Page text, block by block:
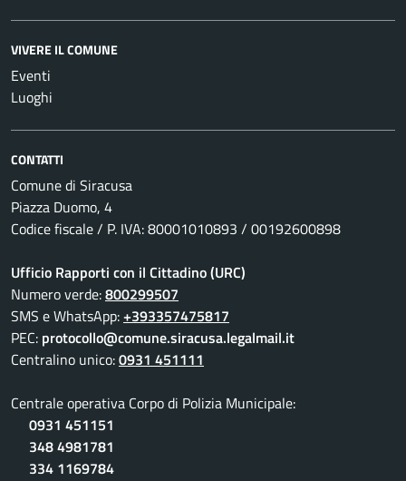
VIVERE IL COMUNE
Eventi
Luoghi
CONTATTI
Comune di Siracusa
Piazza Duomo, 4
Codice fiscale / P. IVA: 80001010893 / 00192600898
Ufficio Rapporti con il Cittadino (URC)
Numero verde:800299507
SMS e WhatsApp:+393357475817
PEC: protocollo@comune.siracusa.legalmail.it
Centralino unico:0931 451111
Centrale operativa Corpo di Polizia Municipale:
0931 451151
348 4981781
334 1169784